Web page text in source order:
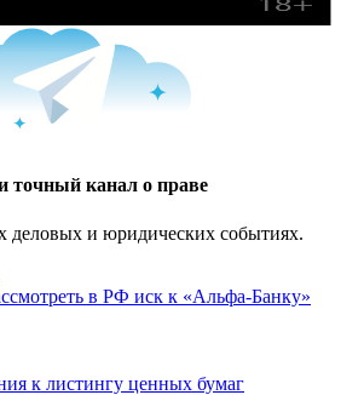
канал о праве
деловых и юридических событиях.
в РФ иск к «Альфа-Банку»
к листингу ценных бумаг